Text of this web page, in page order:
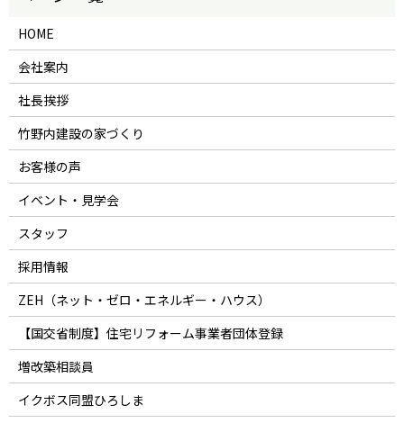
HOME
会社案内
社長挨拶
竹野内建設の家づくり
お客様の声
イベント・見学会
スタッフ
採用情報
ZEH（ネット・ゼロ・エネルギー・ハウス）
【国交省制度】住宅リフォーム事業者団体登録
増改築相談員
イクボス同盟ひろしま